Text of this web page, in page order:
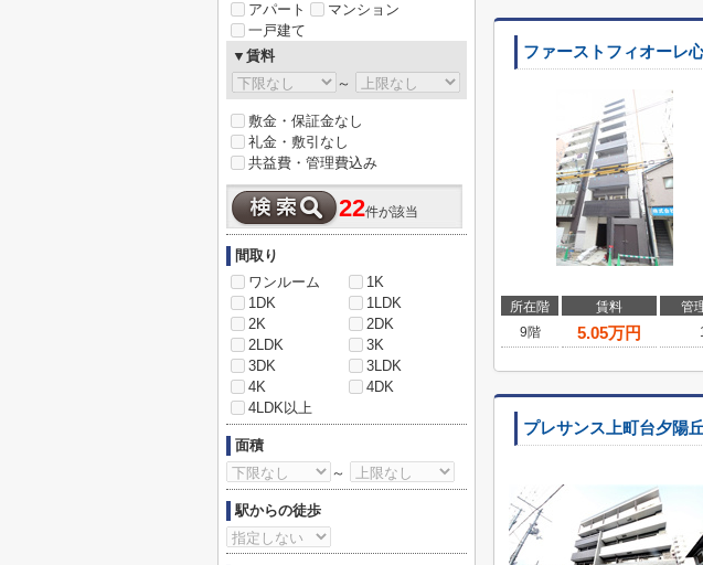
ファーストフィオーレ
所在階 賃料 管
9階
5.05万円
プレサンス上町台夕陽丘
アパート
マンション
一戸建て
▼賃料
～
敷金・保証金なし
礼金・敷引なし
共益費・管理費込み
22件が該当
間取り
ワンルーム
1K
1DK
1LDK
2K
2DK
2LDK
3K
3DK
3LDK
4K
4DK
4LDK以上
面積
～
駅からの徒歩